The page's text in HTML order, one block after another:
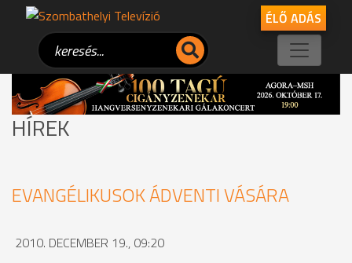
ÉLŐ ADÁS
HÍREK
EVANGÉLIKUSOK ÁDVENTI VÁSÁRA
2010. DECEMBER 19., 09:20